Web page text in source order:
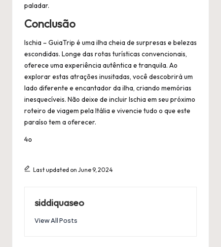
paladar.
Conclusão
Ischia – GuiaTrip é uma ilha cheia de surpresas e belezas
escondidas. Longe das rotas turísticas convencionais,
oferece uma experiência autêntica e tranquila. Ao
explorar estas atrações inusitadas, você descobrirá um
lado diferente e encantador da ilha, criando memórias
inesquecíveis. Não deixe de incluir Ischia em seu próximo
roteiro de viagem pela Itália e vivencie tudo o que este
paraíso tem a oferecer.
4o
Last updated on June 9, 2024
siddiquaseo
View All Posts